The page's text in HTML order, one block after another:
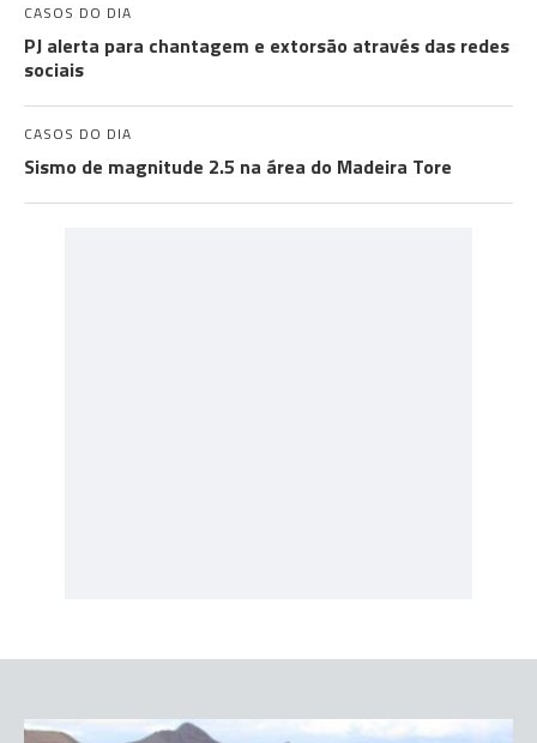
CASOS DO DIA
PJ alerta para chantagem e extorsão através das redes
sociais
CASOS DO DIA
Sismo de magnitude 2.5 na área do Madeira Tore